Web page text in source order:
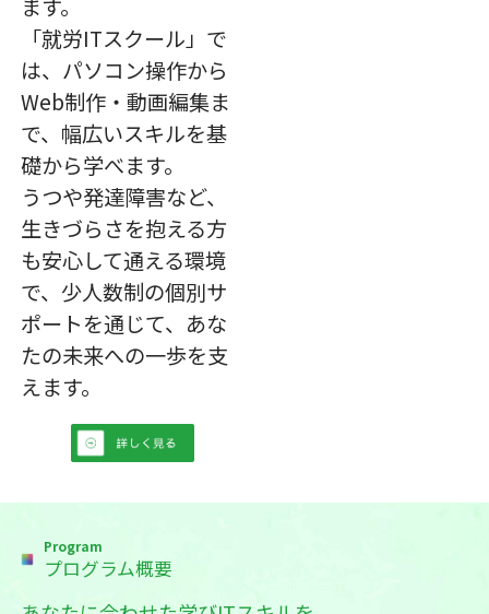
ます。
「就労ITスクール」で
は、パソコン操作から
Web制作・動画編集ま
で、幅広いスキルを基
礎から学べます。
うつや発達障害など、
生きづらさを抱える方
も安心して通える環境
で、少人数制の個別サ
ポートを通じて、あな
たの未来への一歩を支
えます。
Program
プログラム概要